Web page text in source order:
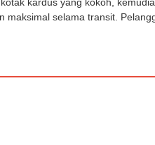
selama transit.